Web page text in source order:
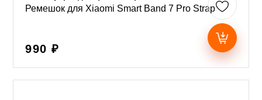
Ремешок для Xiaomi Smart Band 7 Pro Strap
990 ₽